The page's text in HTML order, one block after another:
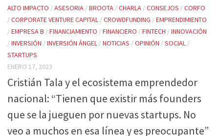
ALTO IMPACTO /ASESORIA /BROOTA /CHARLA /CONSEJOS /CORFO
/CORPORATE VENTURE CAPITAL /CROWDFUNDING /EMPRENDIMIENTO
/EMPRESA B /FINANCIAMIENTO /FINANCIERO /FINTECH /INNOVACIÓN
/INVERSIÓN /INVERSIÓN ÁNGEL /NOTICIAS /OPINIÓN /SOCIAL /
STARTUPS
ENERO 17, 2023
Cristián Tala y el ecosistema emprendedor
nacional: “Tienen que existir más founders
que se la jueguen por nuevas startups. No
veo a muchos en esa línea y es preocupante”